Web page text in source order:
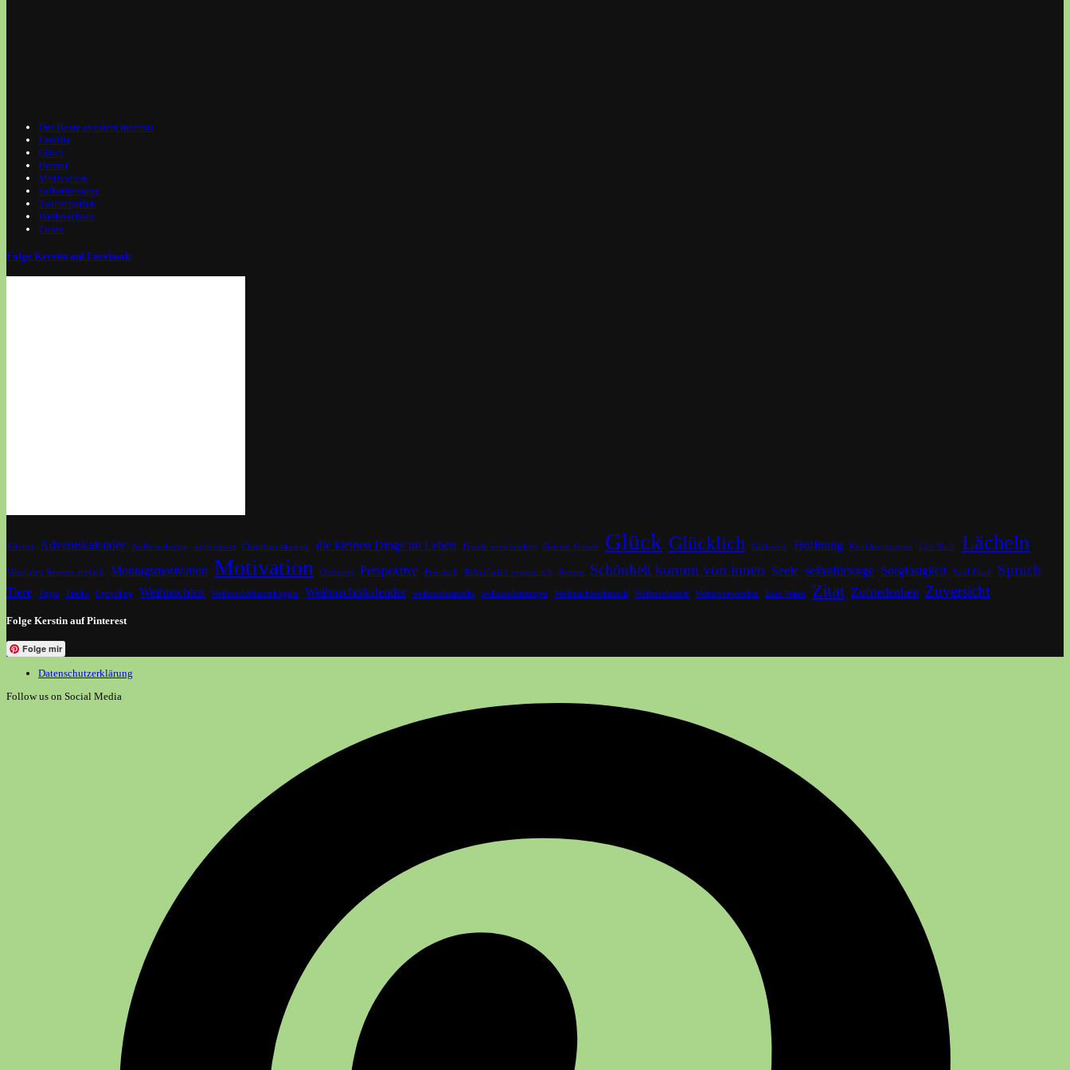
Das Beste aus dem Internet
Familie
Glück
Humor
Motivation
Selbstfürsorge
Twitterperlen
Weihnachten
Zitate
Folge Kerstin auf Facebook
Advent Adventskalender Aufbewahrung aufgeräumt Christbaumkugeln die kleinen Dinge im Leben Freude verschenken Geteilte Freude Glück Glücklich Glühwein Hoffnung Knoblauchcreme Life Hack Lächeln
Mittelalter Rezepte einfach Montagsmotivation Motivation Ordnung Perspektive Praktisch Rahmfladen vegetarisch Rezept Schönheit kommt von innen Seele selbstfürsorge Sorglosigkeit Soul Food Spruch
Tiere Tipps Tricks Upcycling Weihnachten Weihnachtsbaumkugeln Weihnachtskalender weihnachtsmarkt weihnachtsrezepte Weihnachtsschmuck Weihnachtszeit Weiterverwenden Zero Waste Zitat Zufriedenheit Zuversicht
Folge Kerstin auf Pinterest
Folge mir
Datenschutzerklärung
Follow us on Social Media